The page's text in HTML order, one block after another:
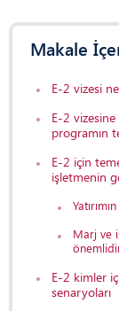
Makale
E-2 vizesi
E-2
programın
E-2 için
işletmenin
Marj ve
E-2 kimler
senaryoları